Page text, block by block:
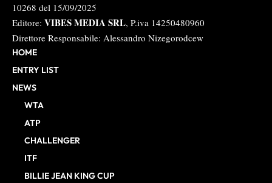
10268 del 15/09/2025
Editore: VIBES MEDIA SRL, P.iva 14250480960
Direttore Responsabile: Alessandro Nizegorodcew
HOME
ENTRY LIST
NEWS
WTA
ATP
CHALLENGER
ITF
BILLIE JEAN KING CUP